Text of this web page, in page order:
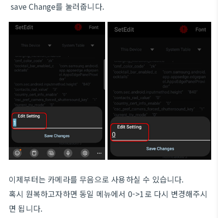
save Change를 눌러줍니다.
이제부터는 카메라를 무음으로 사용하실 수 있습니다.
혹시 원복하고자하면 동일 메뉴에서 0->1로 다시 변경해주시
면 됩니다.